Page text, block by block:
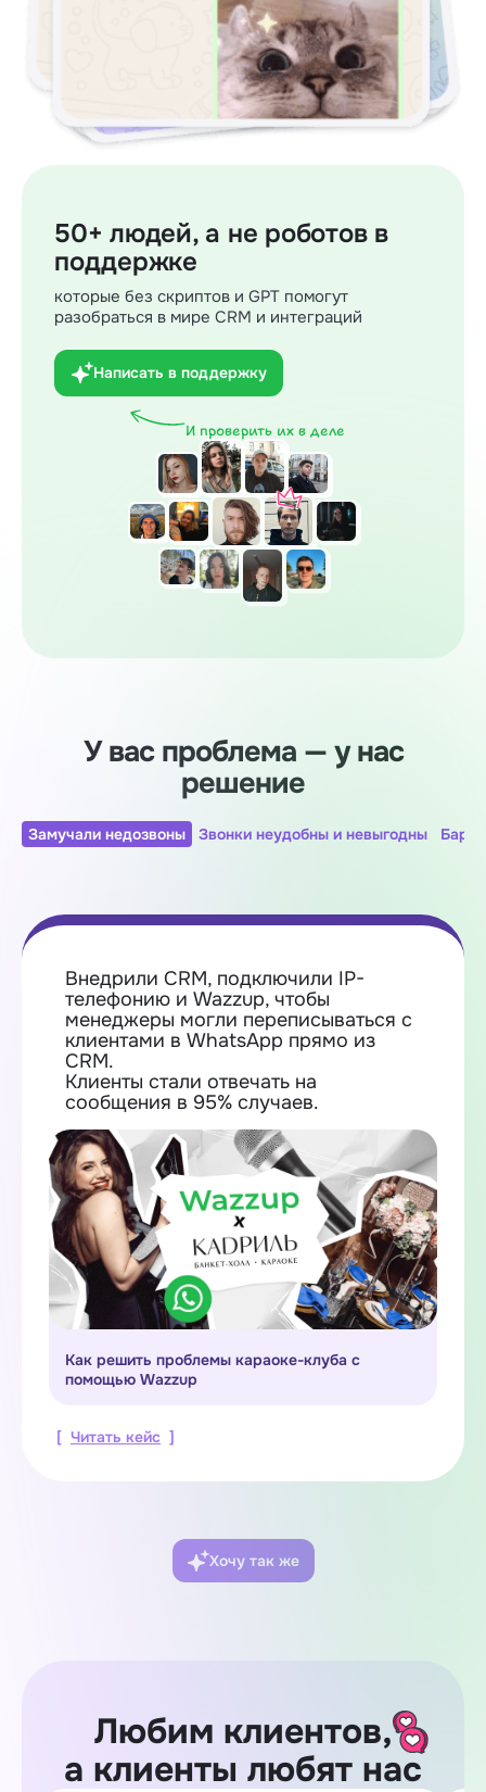
50+ людей, а не роботов в
поддержке
которые без скриптов и GPT помогут
разобраться в мире CRM и интеграций
Написать в поддержку
И проверить их в деле
У вас проблема — у нас
решение
Замучали недозвоны Звонки неудобны и невыгодны
Как решить проблемы караоке-клуба с
помощью Wazzup
Внедрили CRM, подключили IP-
телефонию и Wazzup, чтобы
менеджеры могли переписываться с
клиентами в WhatsApp прямо из
CRM.
Клиенты стали отвечать на
сообщения в 95% случаев.
[ Читать кейс ]
Хочу так же
Любим клиентов,
а клиенты любят нас